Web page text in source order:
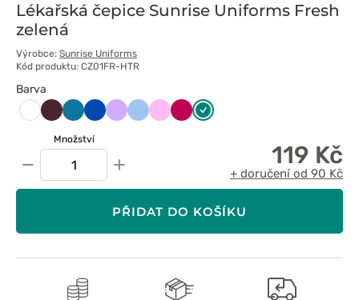
Lékařská čepice Sunrise Uniforms Fresh
zelená
Výrobce: Sunrise Uniforms
Kód produktu: CZ01FR-HTR
Barva
Biały Burgundowy
KaraibskiKrólewskiLawendowy
NiebieskiRóżowyŚliwkowy
Zielony
Množství
− + 119 Kč
+ doručení od 90 Kč
PŘIDAT DO KOŠÍKU